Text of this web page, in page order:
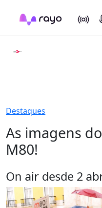
On Air
Destaques
As imagens
M80!
On air desde 2